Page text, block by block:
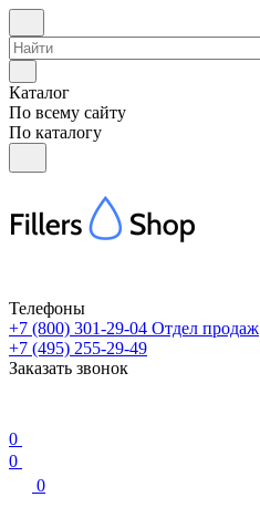
Каталог
По всему сайту
По каталогу
Телефоны
+7 (800) 301-29-04 Отдел продаж
+7 (495) 255-29-49
Заказать звонок
0
0
0